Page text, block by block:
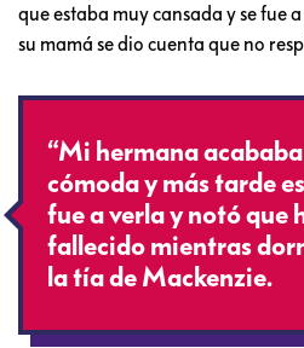
que estaba muy cansada y se fue
su mamá se dio cuenta que no
“Mi hermana
cómoda y más tarde
fue a verla y notó que
fallecido mientras
la tía de Mackenzie.